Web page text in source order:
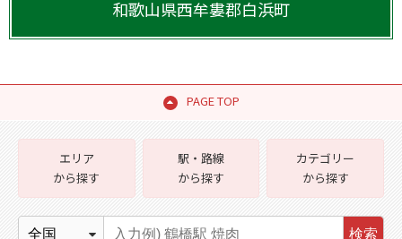
和歌山県西牟婁郡白浜町
PAGE TOP
エリア
から探す
駅・路線
から探す
カテゴリー
から探す
検索